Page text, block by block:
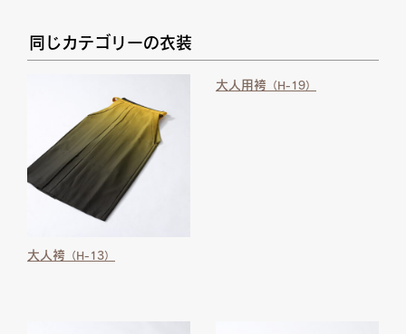
同じカテゴリーの衣装
大人袴 （H-13）
大人用袴 （H-19）